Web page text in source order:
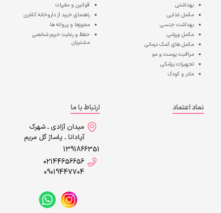
بهداشتی
مکمل غذایی
بهداشت جنسی
مکمل ورزشی
مکمل های کمک درمانی
مراقبت پوست و مو
تجهیزات پزشکی
مادر و کودک
قوانین و مقررات
راهنمای خرید از داروخانه آنلاین
مجوزها و پروانه ها
حفظ و رعایت حریم شخصی
مشتریان
نماد اعتماد
ارتباط با ما
میدان آزادی ـ شهرک
آپادانا ـ پاساژ گل مریم
1391866351
02144656656
09019447704